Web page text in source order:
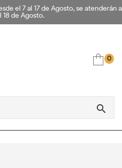
el 7 al 17 de Agosto, se atenderán a
18 de Agosto.
search
0